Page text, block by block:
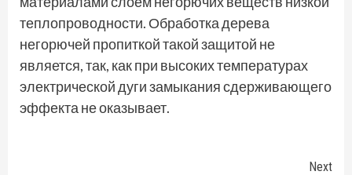
теплопроводности. Обработка дерева
негорючей пропиткой такой защитой не
является, так, как при высоких температурах
электрической дуги замыкания сдерживающего
эффекта не оказывает.
Next